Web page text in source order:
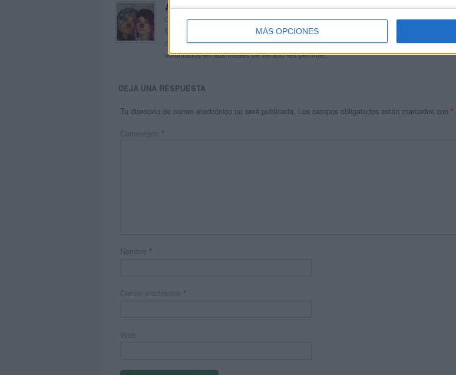
MÁS OPCIONES
Acerca de orientacionandujar
Orientación Andújar no es solo un blog, es la apuesta personal de dos profesores
Maribel, que además de ser pareja, son los encargados de los contenidos que
dentro del blog y en el cual, vuelcan la mayor parte del tiempo, que sus tareas como
voluntarios en sus meses de verano les permite.
DEJA UNA RESPUESTA
Tu dirección de correo electrónico no será publicada. Los campos obligatorios están marcados con *
Comentario *
Nombre *
Correo electrónico *
Web